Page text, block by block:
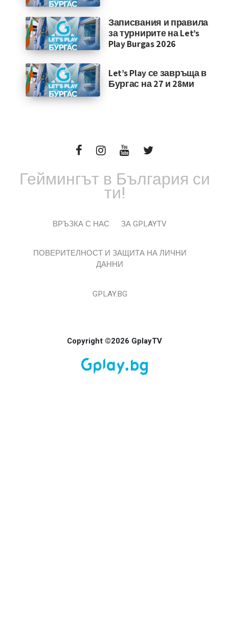
Записвания и правила
за турнирите на Let’s
Play Burgas 2026
Let’s Play се завръща в
Бургас на 27 и 28ми
Геймингът в България си
ти!
ВРЪЗКА С НАС ЗА GPLAYTV
ПОВЕРИТЕЛНОСТ И ЗАЩИТА НА ЛИЧНИ
ДАННИ
GPLAY.BG
Copyright ©2026 GplayTV